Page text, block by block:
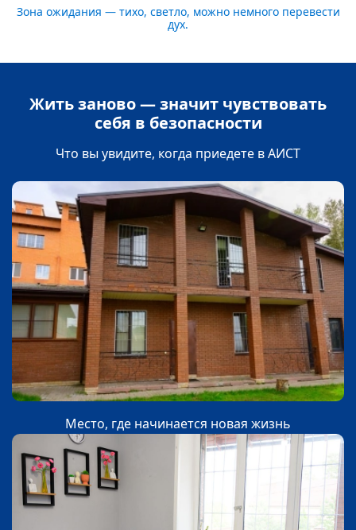
Зона ожидания — тихо, светло, можно немного перевести
дух.
Жить заново — значит чувствовать
себя в безопасности
Что вы увидите, когда приедете в АИСТ
Место, где начинается новая жизнь